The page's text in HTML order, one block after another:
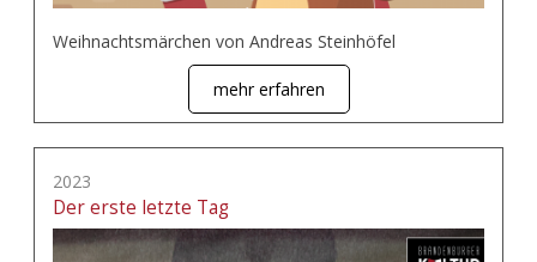
Weihnachtsmärchen von Andreas Steinhöfel
mehr erfahren
2023
Der erste letzte Tag